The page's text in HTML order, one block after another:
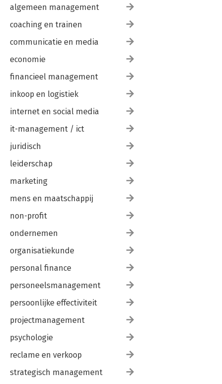
algemeen management
coaching en trainen
communicatie en media
economie
financieel management
inkoop en logistiek
internet en social media
it-management / ict
juridisch
leiderschap
marketing
mens en maatschappij
non-profit
ondernemen
organisatiekunde
personal finance
personeelsmanagement
persoonlijke effectiviteit
projectmanagement
psychologie
reclame en verkoop
strategisch management